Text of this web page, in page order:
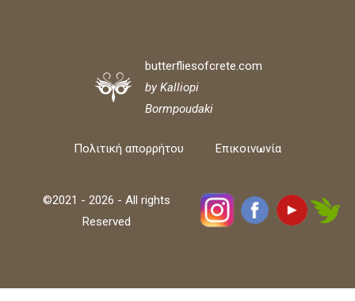
butterfliesofcrete.com
by Kalliopi
Bormpoudaki
Πολιτική απορρήτου Επικοινωνία
©2021 - 2026 - All rights
Reserved